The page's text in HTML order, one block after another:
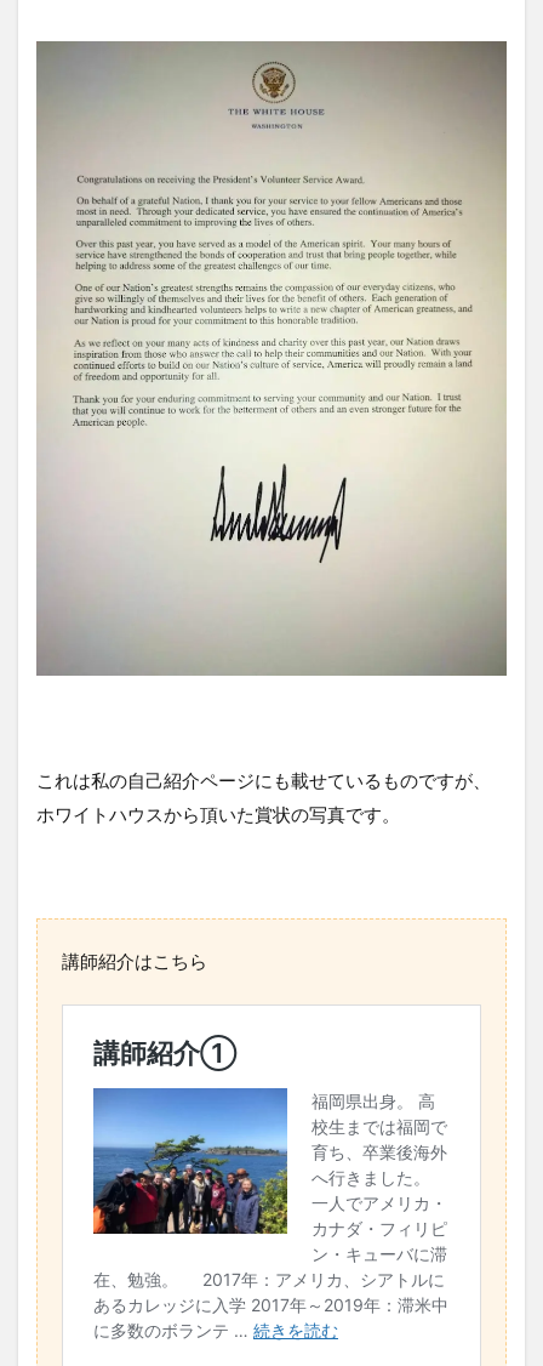
これは私の自己紹介ページにも載せているものですが、
ホワイトハウスから頂いた賞状の写真です。
講師紹介はこちら